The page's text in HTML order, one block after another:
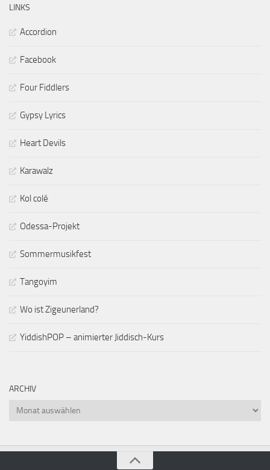
LINKS
Accordion
Facebook
Four Fiddlers
Gypsy Lyrics
Heart Devils
Karawalz
Kol colé
Odessa-Projekt
Sommermusikfest
Tangoyim
Wo ist Zigeunerland?
YiddishPOP – animierter Jiddisch-Kurs
ARCHIV
Archiv